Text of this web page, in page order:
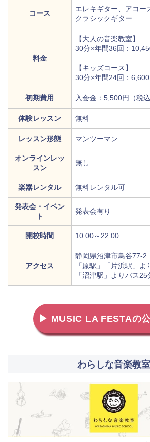
コース
エレキギター、アコー
クラシックギター
料金
【大人の音楽教室】
30分×年間36回：
【キッズコース】
30分×年間24回：6,600
初期費用 入会金：5,500円（税込
体験レッスン 無料
レッスン形態 マンツーマン
オンラインレッ
スン
無し
楽器レンタル 無料レンタル可
発表会・イベン
ト
発表会有り
開校時間 10:00～22:00
アクセス
静岡県沼津市鳥谷77-2
「原駅」「片浜駅」
「沼津駅」よりバス25
▶ MUSIC LA FESTAの
わらしな音楽教室
地図から探す